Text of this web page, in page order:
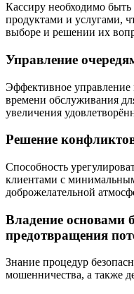
Кассиру необходимо
продуктами и услугами,
выборе и решении их
Управление
Эффективное
времени обслуживания
увеличения
Решение
Способность
клиентами с
доброжелательной
Владение основами
предотвращения
Знание процедур
мошенничества, а также